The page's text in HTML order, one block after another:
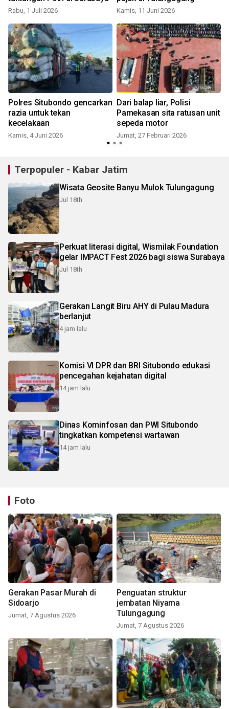
Rabu, 1 Juli 2026 Kamis, 11 Juni 2026
Polres Situbondo gencarkan
razia untuk tekan
kecelakaan
Kamis, 4 Juni 2026
Dari balap liar, Polisi
Pamekasan sita ratusan unit
sepeda motor
Jumat, 27 Februari 2026
Terpopuler - Kabar Jatim
Wisata Geosite Banyu Mulok Tulungagung
Jul 18th
Perkuat literasi digital, Wismilak Foundation
gelar IMPACT Fest 2026 bagi siswa Surabaya
Jul 18th
Gerakan Langit Biru AHY di Pulau Madura
berlanjut
4 jam lalu
Komisi VI DPR dan BRI Situbondo edukasi
pencegahan kejahatan digital
14 jam lalu
Dinas Kominfosan dan PWI Situbondo
tingkatkan kompetensi wartawan
14 jam lalu
Foto
Gerakan Pasar Murah di
Sidoarjo
Jumat, 7 Agustus 2026
Penguatan struktur
jembatan Niyama
Tulungagung
Jumat, 7 Agustus 2026